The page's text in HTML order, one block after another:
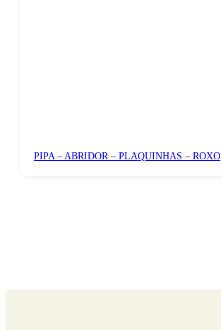
PIPA – ABRIDOR – PLAQUINHAS – ROXO